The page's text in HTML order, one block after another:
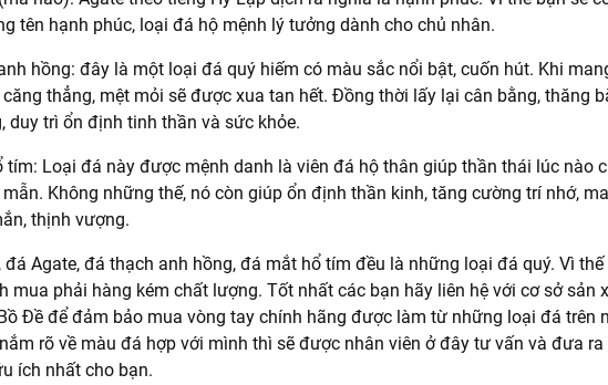
tên hạnh phúc, loại đá hộ mệnh lý tưởng dành cho chủ nhân.
hồng: đây là một loại đá quý hiếm có màu sắc nổi bật, cuốn hút. Khi
thẳng, mệt mỏi sẽ được xua tan hết. Đồng thời lấy lại cân bằng, thăng
duy trì ổn định tinh thần và sức khỏe.
tím: Loại đá này được mệnh danh là viên đá hộ thân giúp thần thái lúc nào
Không những thế, nó còn giúp ổn định thần kinh, tăng cường trí nhớ,
thịnh vượng.
đá Agate, đá thạch anh hồng, đá mắt hổ tím đều là những loại đá quý. Vì
mua phải hàng kém chất lượng. Tốt nhất các bạn hãy liên hệ với cơ sở sản
Đề để đảm bảo mua vòng tay chính hãng được làm từ những loại đá trên
rõ về màu đá hợp với mình thì sẽ được nhân viên ở đây tư vấn và đưa
ích nhất cho bạn.